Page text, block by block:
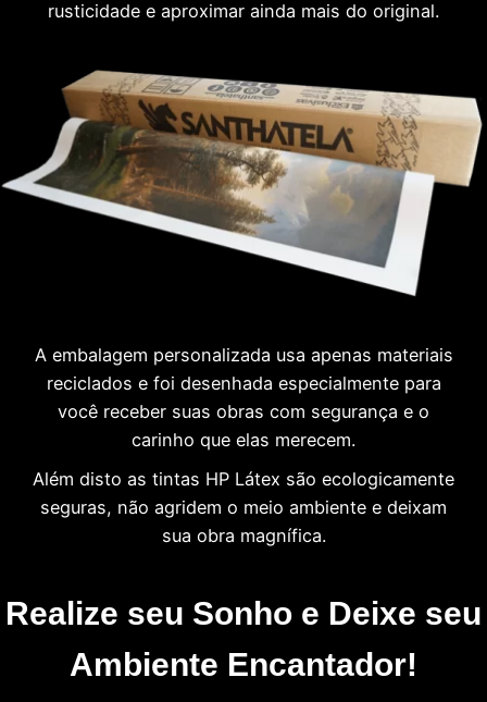
rusticidade e aproximar ainda mais do original.
A embalagem personalizada usa apenas materiais
reciclados e foi desenhada especialmente para
você receber suas obras com segurança e o
carinho que elas merecem.
Além disto as tintas HP Látex são ecologicamente
seguras, não agridem o meio ambiente e deixam
sua obra magnífica.
Realize seu Sonho e Deixe seu
Ambiente Encantador!